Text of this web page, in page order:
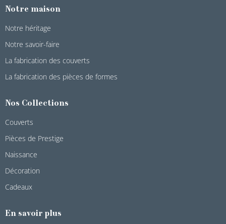
Notre maison
Notre héritage
Notre savoir-faire
La fabrication des couverts
La fabrication des pièces de formes
Nos Collections
Couverts
Pièces de Prestige
Naissance
Décoration
Cadeaux
En savoir plus